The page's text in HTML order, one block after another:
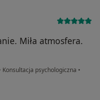
Miła atmosfera.
Konsultacja psychologiczna •